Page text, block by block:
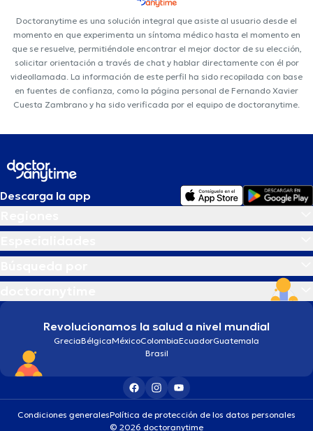
Doctoranytime es una solución integral que asiste al usuario desde el
momento en que experimenta un síntoma médico hasta el momento en
que se resuelve, permitiéndole encontrar el mejor doctor de su elección,
solicitar orientación a través de chat y hablar directamente con él por
videollamada. La información de este perfil ha sido recopilada con base
en fuentes de confianza, como la página personal de Fernando Xavier
Cuesta Zambrano y ha sido verificada por el equipo de doctoranytime.
Descarga la app
Revolucionamos la salud a nivel mundial
GreciaBélgicaMéxicoColombiaEcuadorGuatemala
Brasil
Condiciones generalesPolítica de protección de los datos personales
© 2026 doctoranytime